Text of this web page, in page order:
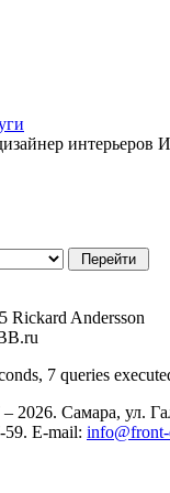
интерьеров
Rickard Andersson
7 queries
2026. Cамара, ул.
59. E-mail: